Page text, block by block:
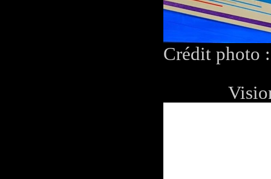
Crédit photo